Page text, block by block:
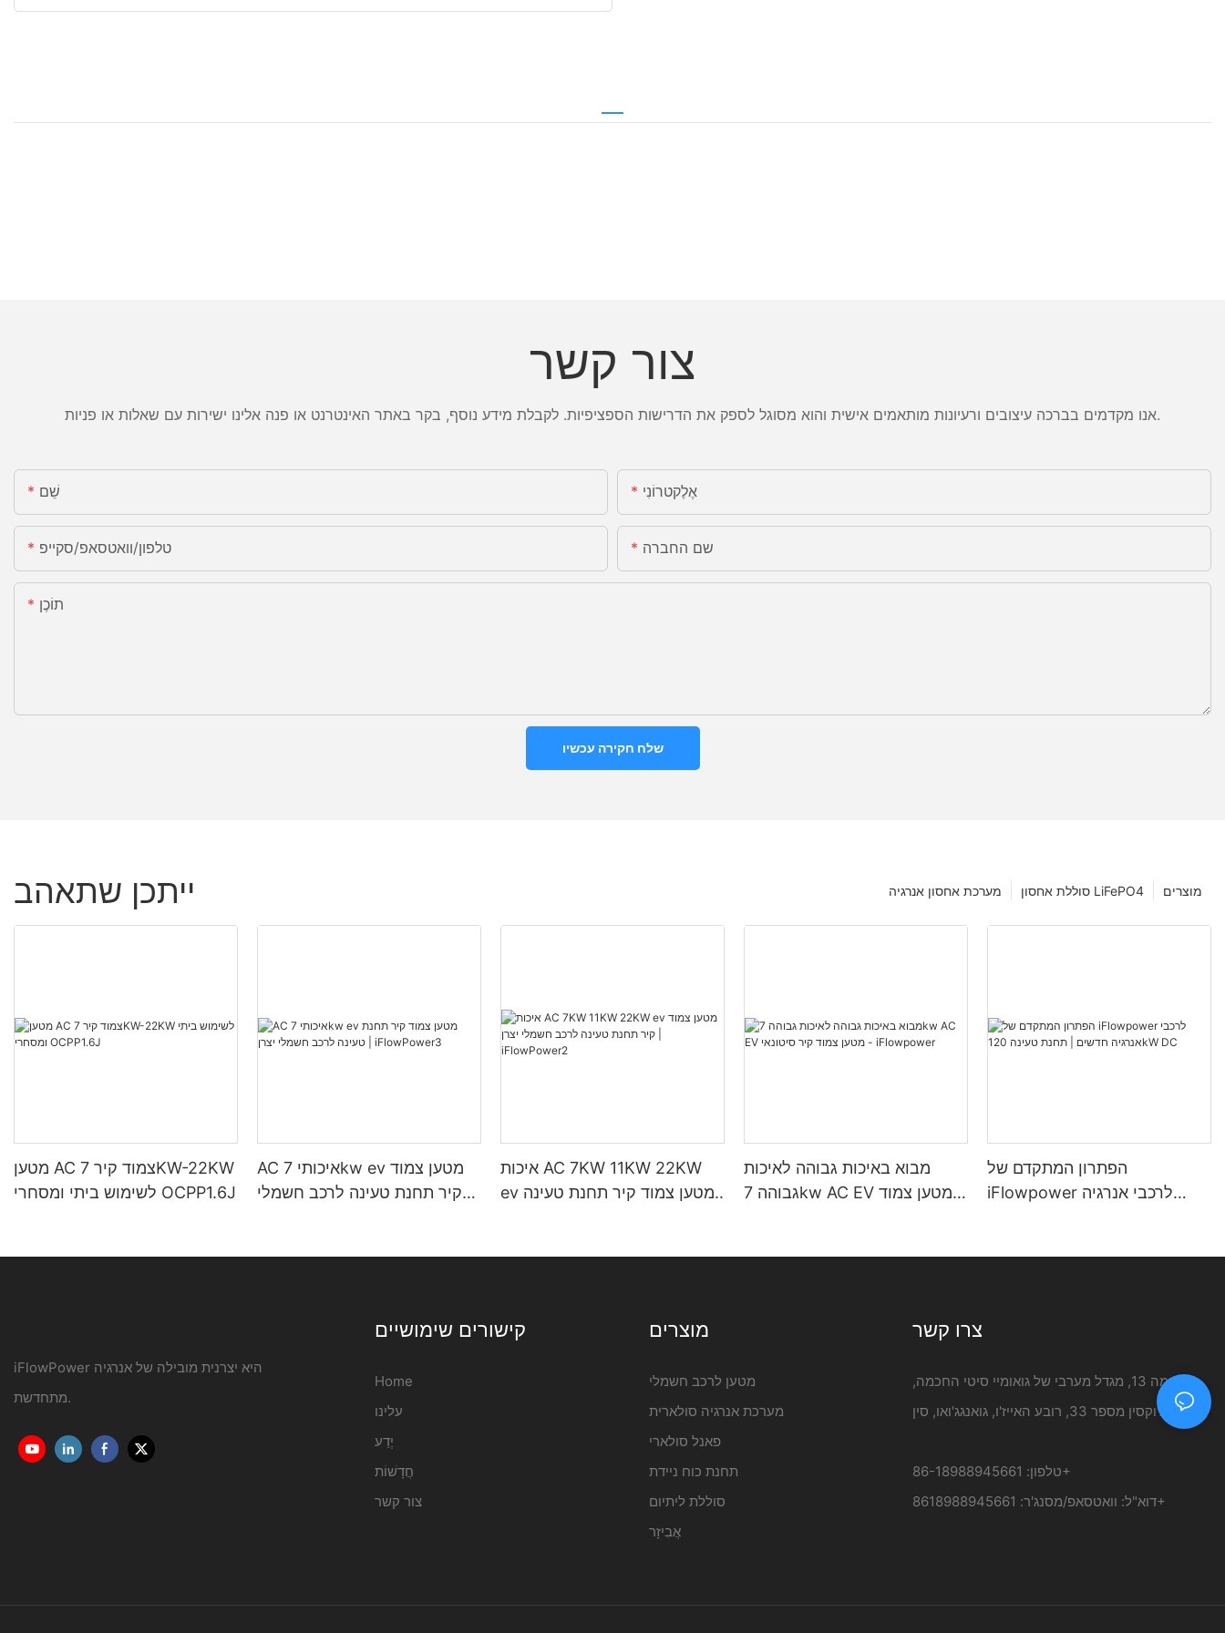
צור קשר
אנו מקדמים בברכה עיצובים ורעיונות מותאמים אישית והוא מסוגל לספק את הדרישות הספציפיות. לקבלת מידע נוסף, בקר באתר האינטרנט או פנה אלינו ישירות עם שאלות או פניות.
שֵׁם אֶלֶקטרוֹנִי
טלפון/וואטסאפ/סקייפ שם החברה
תוֹכֶן
שלח חקירה עכשיו
ייתכן שתאהב מוצרים סוללת אחסון LiFePO4 מערכת אחסון אנרגיה
מטען AC צמוד קיר 7KW-22KW
לשימוש ביתי ומסחרי OCPP1.6J
AC איכותי 7kw ev מטען צמוד
קיר תחנת טעינה לרכב חשמלי
איכות AC 7KW 11KW 22KW
ev מטען צמוד קיר תחנת טעינה
מבוא באיכות גבוהה לאיכות
גבוהה 7kw AC EV מטען צמוד
הפתרון המתקדם של
iFlowpower לרכבי אנרגיה
iFlowPower היא יצרנית מובילה של אנרגיה
מתחדשת.
קישורים שימושיים
Home
עלינו
יֶדַע
חֲדָשׁוֹת
צור קשר
מוצרים
מטען לרכב חשמלי
מערכת אנרגיה סולארית
פאנל סולארי
תחנת כוח ניידת
סוללת ליתיום
אֲבִיזָר
צרו קשר
קומה 13, מגדל מערבי של גואומיי סיטי החכמה,
רחוב ג'וקסין מספר 33, רובע האייז'ו, גואנגג'ואו, סין
טלפון: 86-18988945661+
דוא"ל:וואטסאפ/מסנג'ר: 8618988945661+